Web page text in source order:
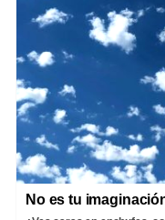
No es tu